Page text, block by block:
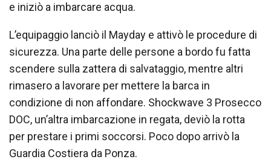
e iniziò a imbarcare acqua.
L’equipaggio lanciò il Mayday e attivò le procedure di
sicurezza. Una parte delle persone a bordo fu fatta
scendere sulla zattera di salvataggio, mentre altri
rimasero a lavorare per mettere la barca in
condizione di non affondare. Shockwave 3 Prosecco
DOC, un’altra imbarcazione in regata, deviò la rotta
per prestare i primi soccorsi. Poco dopo arrivò la
Guardia Costiera da Ponza.